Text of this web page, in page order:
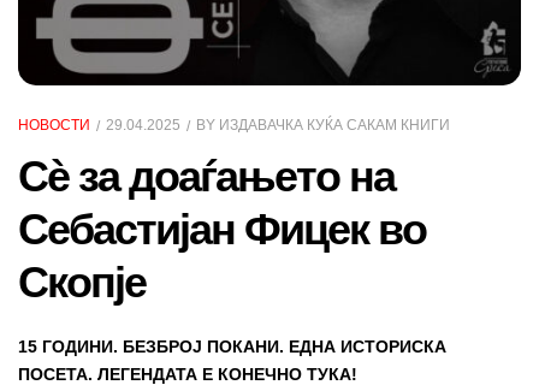
НОВОСТИ 29.04.2025 BY ИЗДАВАЧКА КУЌА САКАМ КНИГИ
Сѐ за доаѓањето на
Себастијан Фицек во
Скопје
15 ГОДИНИ. БЕЗБРОЈ ПОКАНИ. ЕДНА ИСТОРИСКА
ПОСЕТА. ЛЕГЕНДАТА Е КОНЕЧНО ТУКА!